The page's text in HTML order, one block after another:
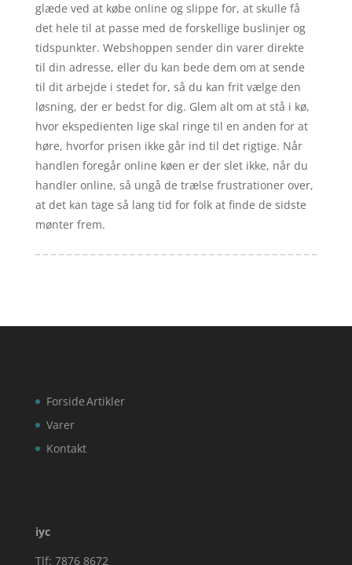
glæde ved at købe online og slippe for, at skulle få
det hele til at passe med de forskellige buslinjer og
tidspunkter. Webshoppen sender din varer direkte
til din adresse, eller du kan bede dem om at sende
til dit arbejde i stedet for, så du kan frit vælge den
løsning, der er bedst for dig. Glem alt om at stå i kø,
hvor ekspedienten lige skal ringe til en anden for at
høre, hvorfor prisen ikke går ind til det rigtige. Når
handlen foregår online køen er der slet ikke, når du
handler online, så ungå de trælse frustrationer over,
at det kan tage så lang tid for folk at finde de sidste
mønter frem.
Forside
Varer
Kontakt
Artikler
iyc
Tlf: 7876 8672